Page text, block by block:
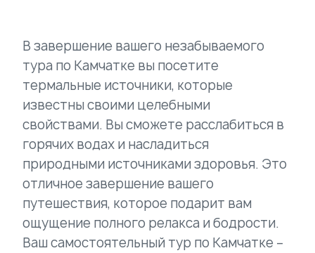
В завершение вашего незабываемого
тура по Камчатке вы посетите
термальные источники, которые
известны своими целебными
свойствами. Вы сможете расслабиться в
горячих водах и насладиться
природными источниками здоровья. Это
отличное завершение вашего
путешествия, которое подарит вам
ощущение полного релакса и бодрости.
Ваш самостоятельный тур по Камчатке –